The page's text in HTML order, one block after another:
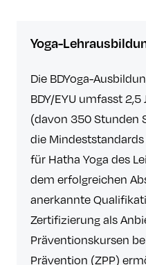
Yoga-
Die BDYoga-
BDY/EYU umfasst
(davon 350 Stunden
die
für Hatha Yoga des
dem erfolgreichen
anerkannte
Zertifizierung als
Präventionskursen
Prävention (ZPP)